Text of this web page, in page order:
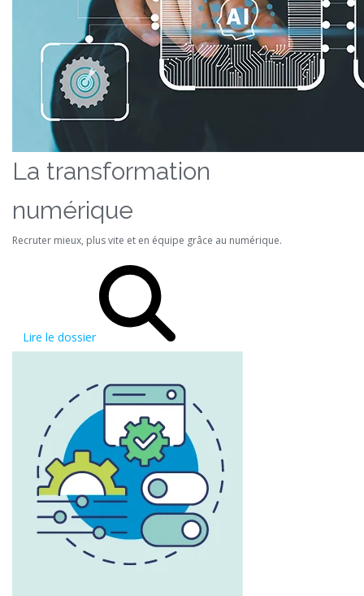
La transformation
numérique
Recruter mieux, plus vite et en équipe grâce au numérique.
Lire le dossier